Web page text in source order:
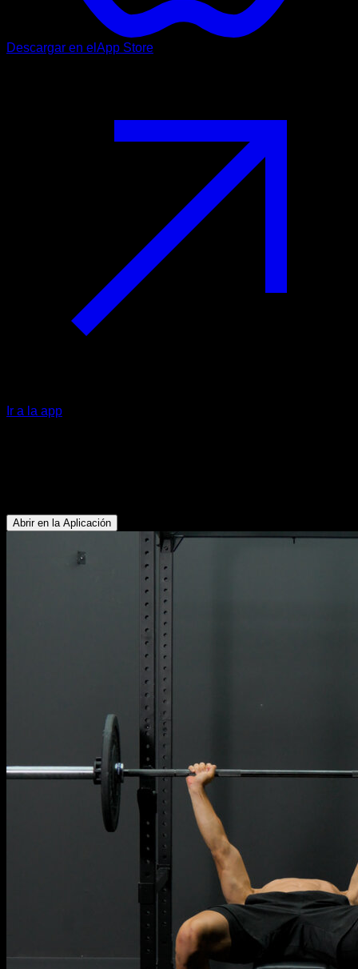
Descargar en el App Store
Ir a la app
Abrir en la Aplicación